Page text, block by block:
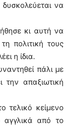
να
κι αυτή να
πολιτική τους
η ίδια.
πάλι με
την απαξιωτική
τελικό κείμενο
αγγλικά από το